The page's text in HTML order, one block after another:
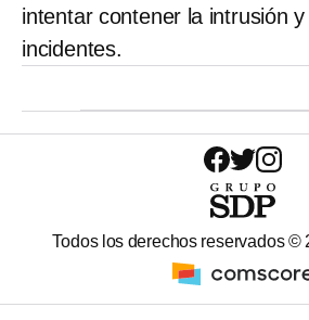
intentar contener la intrusión
incidentes.
Todos los derechos reservados ©